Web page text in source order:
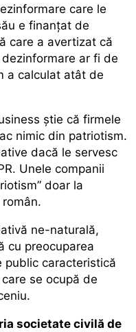
care le
e finanțat de
care a avertizat că
ar fi de
a calculat atât de
știe că firmele
nimic din patriotism.
dacă le servesc
Unele companii
doar la
ne-naturală,
cu preocuparea
public caracteristică
se ocupă de
societate civilă de